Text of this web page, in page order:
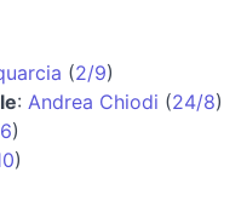
(2/9)
: Andrea Chiodi (24/8)
)
)